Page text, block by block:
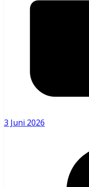
3 Juni 2026